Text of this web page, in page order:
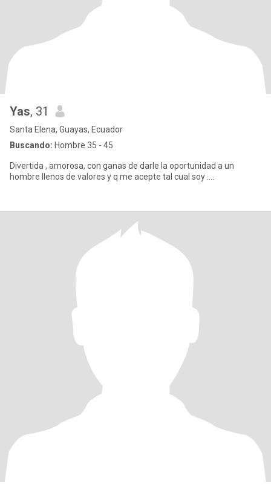
Yas, 31
Santa Elena, Guayas, Ecuador
Buscando: Hombre 35 - 45
Divertida , amorosa, con ganas de darle la oportunidad a un
hombre llenos de valores y q me acepte tal cual soy ....